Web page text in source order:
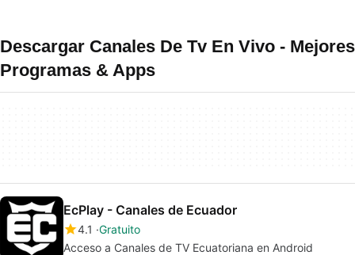
Descargar Canales De Tv En Vivo - Mejores
Programas & Apps
EcPlay - Canales de Ecuador
4.1 Gratuito
Acceso a Canales de TV Ecuatoriana en Android